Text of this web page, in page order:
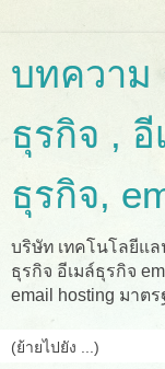
บทความ
ธุรกิจ , อี
ธุรกิจ,
บริษัท เทคโนโลยีแ
ธุรกิจ อีเมล์ธุรกิจ
email hosting มาต